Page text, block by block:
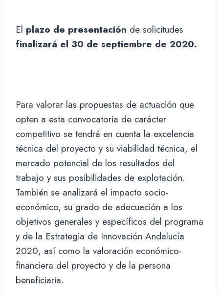
El plazo de presentación de solicitudes
finalizará el 30 de septiembre de 2020.
Para valorar las propuestas de actuación que
opten a esta convocatoria de carácter
competitivo se tendrá en cuenta la excelencia
técnica del proyecto y su viabilidad técnica, el
mercado potencial de los resultados del
trabajo y sus posibilidades de explotación.
También se analizará el impacto socio-
económico, su grado de adecuación a los
objetivos generales y específicos del programa
y de la Estrategia de Innovación Andalucía
2020, así como la valoración económico-
financiera del proyecto y de la persona
beneficiaria.